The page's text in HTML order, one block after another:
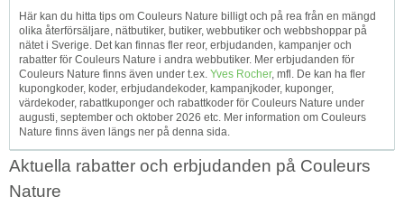
RSS
Här kan du hitta tips om Couleurs Nature billigt och på rea från en mängd
olika återförsäljare, nätbutiker, butiker, webbutiker och webbshoppar på
nätet i Sverige. Det kan finnas fler reor, erbjudanden, kampanjer och
rabatter för Couleurs Nature i andra webbutiker. Mer erbjudanden för
Couleurs Nature finns även under t.ex. Yves Rocher, mfl. De kan ha fler
kupongkoder, koder, erbjudandekoder, kampanjkoder, kuponger,
värdekoder, rabattkuponger och rabattkoder för Couleurs Nature under
augusti, september och oktober 2026 etc. Mer information om Couleurs
Nature finns även längs ner på denna sida.
Aktuella rabatter och erbjudanden på Couleurs
Nature